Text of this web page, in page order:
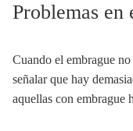
Problemas en
Cuando el embrague
señalar que hay
aquellas con embrague